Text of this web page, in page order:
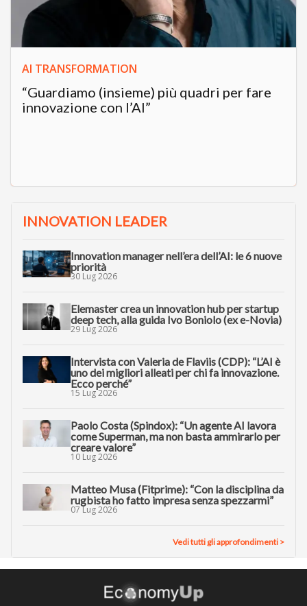
AI TRANSFORMATION
“Guardiamo (insieme) più quadri per fare
innovazione con l’AI”
INNOVATION LEADER
Innovation manager nell’era dell’AI: le 6 nuove
priorità
30 Lug 2026
Elemaster crea un innovation hub per startup
deep tech, alla guida Ivo Boniolo (ex e-Novia)
29 Lug 2026
Intervista con Valeria de Flaviis (CDP): “L’AI è
uno dei migliori alleati per chi fa innovazione.
Ecco perché”
15 Lug 2026
Paolo Costa (Spindox): “Un agente AI lavora
come Superman, ma non basta ammirarlo per
creare valore”
10 Lug 2026
Matteo Musa (Fitprime): “Con la disciplina da
rugbista ho fatto impresa senza spezzarmi”
07 Lug 2026
Vedi tutti gli approfondimenti >